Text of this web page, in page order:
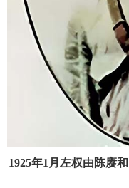
1925年1月左权由陈赓